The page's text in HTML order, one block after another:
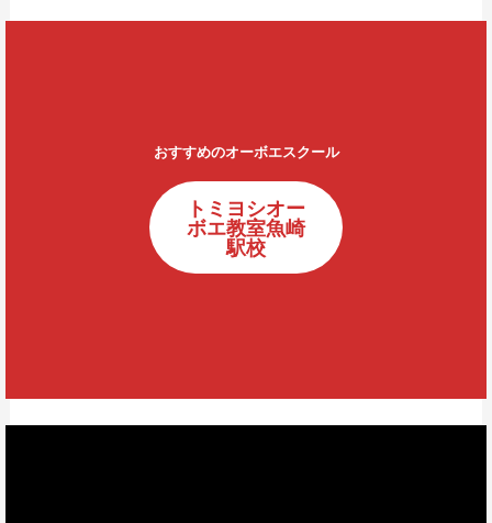
おすすめのオーボエスクール
トミヨシオー
ボエ教室魚崎
駅校